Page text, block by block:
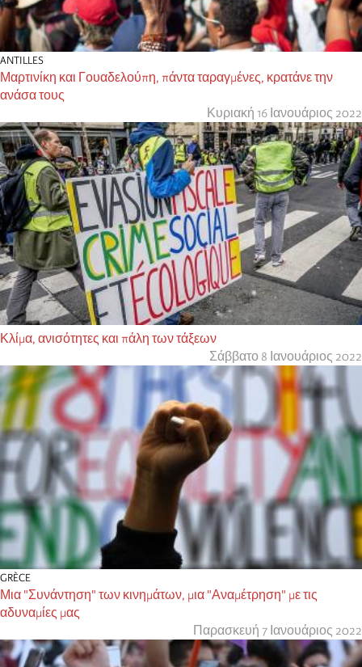
ANTILLES
Μαρτινίκη και Γουαδελούπη, πάντα ταραγμένες, κρατάνε την
ανάσα τους
Κυριακή 16 Ιανουάριος 2022
Κλίμα, ανισότητες και πάλη των τάξεων
Σάββατο 8 Ιανουάριος 2022
GRÈCE
Μια "Συνάντηση" των κινημάτων, μια "Αναμέτρηση" με τις
αδυναμίες μας
Παρασκευή 7 Ιανουάριος 2022